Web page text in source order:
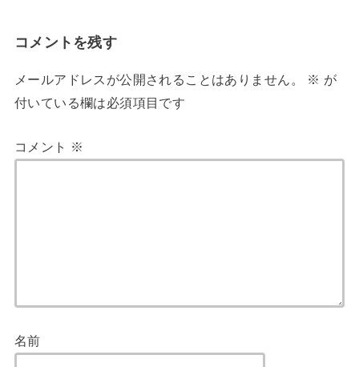
コメントを残す
メールアドレスが公開されることはありません。 ※ が
付いている欄は必須項目です
コメント ※
名前